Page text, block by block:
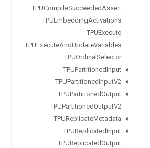
TPUCompileSucceededAssert
TPUEmbeddingActivations
TPUExecute
TPUExecuteAndUpdateVariables
TPUOrdinal Selector
TPUPartitionedInput
TPUPartitionedInputV2
TPUPartitionedOutput
TPUPartitionedOutputV2
TPUReplicateMetadata
TPUReplicatedInput
TPUReplicatedOutput